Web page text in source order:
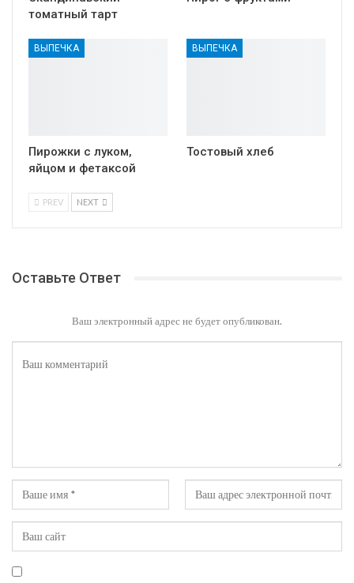
томатный тарт
ВЫПЕЧКА
Пирожки с луком,
яйцом и фетаксой
ВЫПЕЧКА
Тостовый хлеб
PREV NEXT
Оставьте Ответ
Ваш электронный адрес не будет опубликован.